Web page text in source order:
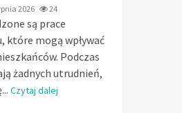
2026 24
są prace
które mogą wpływać
Podczas
żadnych utrudnień,
Czytaj dalej